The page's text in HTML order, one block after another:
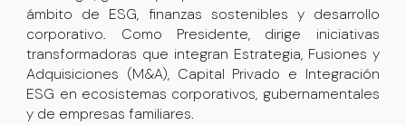
ámbito de ESG, finanzas sostenibles y desarrollo
corporativo. Como Presidente, dirige iniciativas
transformadoras que integran Estrategia, Fusiones y
Adquisiciones (M&A), Capital Privado e Integración
ESG en ecosistemas corporativos, gubernamentales
y de empresas familiares.